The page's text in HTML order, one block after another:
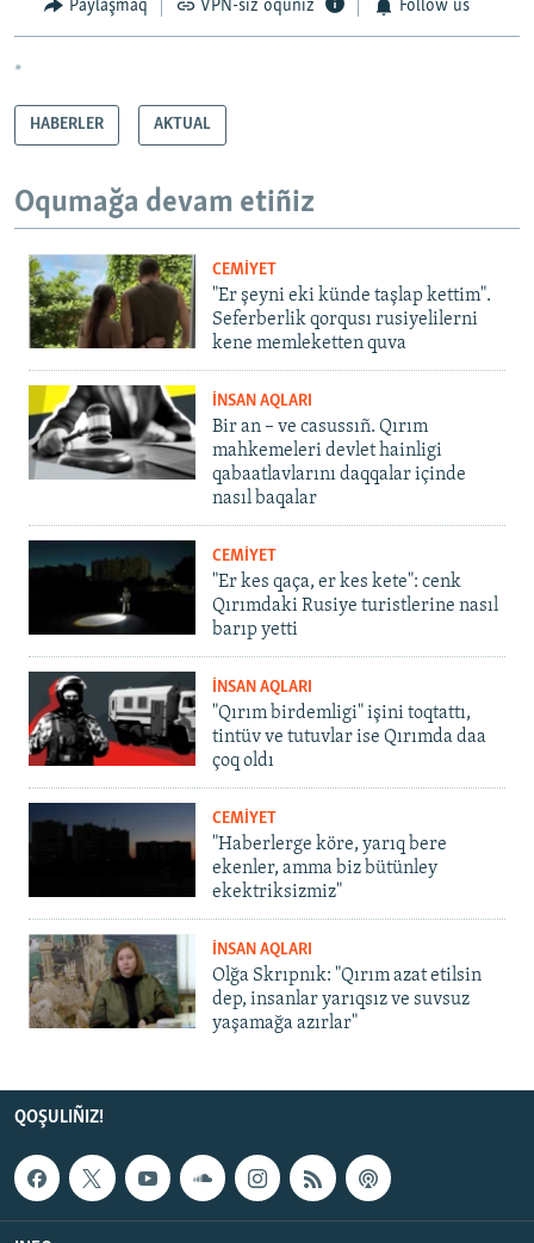
Paylaşmaq VPN-siz oquñız Follow us
*
HABERLER AKTUAL
Oqumağa devam etiñiz
CEMİYET
"Er şeyni eki künde taşlap kettim".
Seferberlik qorqusı rusiyelilerni
kene memleketten quva
İNSAN AQLARI
Bir an – ve casussıñ. Qırım
mahkemeleri devlet hainligi
qabaatlavlarını daqqalar içinde
nasıl baqalar
CEMİYET
"Er kes qaça, er kes kete": cenk
Qırımdaki Rusiye turistlerine nasıl
barıp yetti
İNSAN AQLARI
"Qırım birdemligi" işini toqtattı,
tintüv ve tutuvlar ise Qırımda daa
çoq oldı
CEMİYET
"Haberlerge köre, yarıq bere
ekenler, amma biz bütünley
ekektriksizmiz"
İNSAN AQLARI
Olğa Skrıpnık: "Qırım azat etilsin
dep, insanlar yarıqsız ve suvsuz
yaşamağa azırlar"
QOŞULIÑIZ!